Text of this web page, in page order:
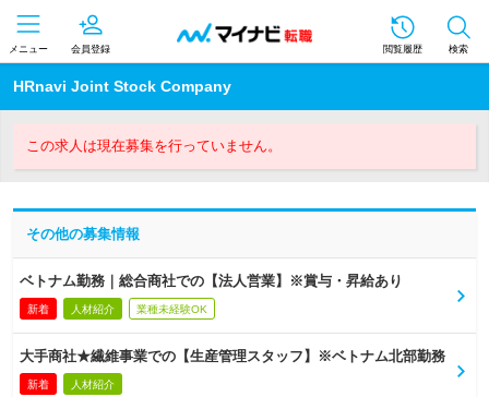
メニュー 会員登録 閲覧履歴 検索
HRnavi Joint Stock Company
この求人は現在募集を行っていません。
その他の募集情報
ベトナム勤務｜総合商社での【法人営業】※賞与・昇給あり
新着 人材紹介 業種未経験OK
大手商社★繊維事業での【生産管理スタッフ】※ベトナム北部勤務
新着 人材紹介